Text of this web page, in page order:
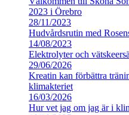
2023 i Örebro
28/11/2023
Hudvårdsrutin med
14/08/2023
Elektrolyter och
29/06/2026
Kreatin kan förbättra
klimakteriet
16/03/2026
Hur vet jag om jag är i